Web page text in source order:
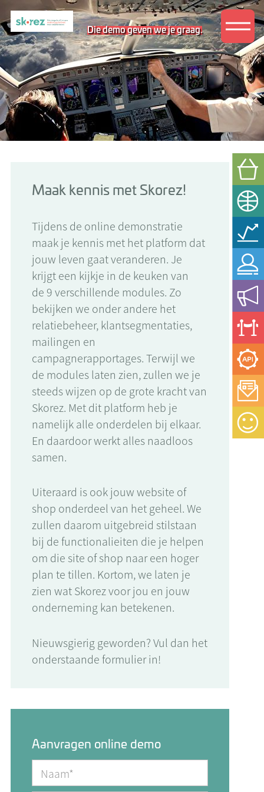
Die demo geven we je graag.
Maak kennis met Skorez!
Tijdens de online demonstratie
maak je kennis met het platform dat
jouw leven gaat veranderen. Je
krijgt een kijkje in de keuken van
de 9 verschillende modules. Zo
bekijken we onder andere het
relatiebeheer, klantsegmentaties,
mailingen en
campagnerapportages. Terwijl we
de modules laten zien, zullen we je
steeds wijzen op de grote kracht van
Skorez. Met dit platform heb je
namelijk alle onderdelen bij elkaar.
En daardoor werkt alles naadloos
samen.
Uiteraard is ook jouw website of
shop onderdeel van het geheel. We
zullen daarom uitgebreid stilstaan
bij de functionalieiten die je helpen
om die site of shop naar een hoger
plan te tillen. Kortom, we laten je
zien wat Skorez voor jou en jouw
onderneming kan betekenen.
Nieuwsgierig geworden? Vul dan het
onderstaande formulier in!
Aanvragen online demo
Naam*